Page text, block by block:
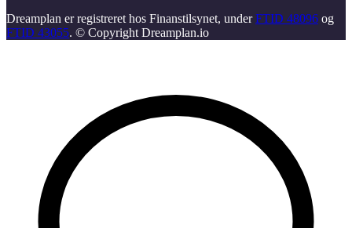
Dreamplan er registreret hos Finanstilsynet, underFTID 48096 og
FTID 43055. © Copyright Dreamplan.io